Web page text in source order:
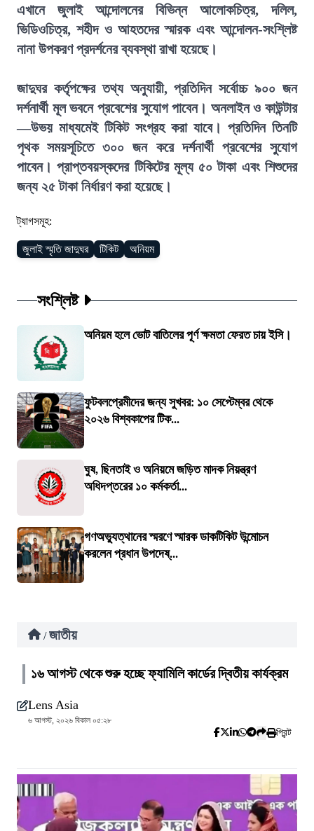
এখানে জুলাই আন্দোলনের বিভিন্ন আলোকচিত্র, দলিল,
ভিডিওচিত্র, শহীদ ও আহতদের স্মারক এবং আন্দোলন-সংশ্লিষ্ট
নানা উপকরণ প্রদর্শনের ব্যবস্থা রাখা হয়েছে।
জাদুঘর কর্তৃপক্ষের তথ্য অনুযায়ী, প্রতিদিন সর্বোচ্চ ৯০০ জন
দর্শনার্থী মূল ভবনে প্রবেশের সুযোগ পাবেন। অনলাইন ও কাউন্টার
—উভয় মাধ্যমেই টিকিট সংগ্রহ করা যাবে। প্রতিদিন তিনটি
পৃথক সময়সূচিতে ৩০০ জন করে দর্শনার্থী প্রবেশের সুযোগ
পাবেন। প্রাপ্তবয়স্কদের টিকিটের মূল্য ৫০ টাকা এবং শিশুদের
জন্য ২৫ টাকা নির্ধারণ করা হয়েছে।
ট্যাগসমূহ:
জুলাই স্মৃতি জাদুঘর টিকিট অনিয়ম
সংশ্লিষ্ট
অনিয়ম হলে ভোট বাতিলের পূর্ণ ক্ষমতা ফেরত চায় ইসি।
ফুটবলপ্রেমীদের জন্য সুখবর: ১০ সেপ্টেম্বর থেকে
২০২৬ বিশ্বকাপের টিক...
ঘুষ, ছিনতাই ও অনিয়মে জড়িত মাদক নিয়ন্ত্রণ
অধিদপ্তরের ১০ কর্মকর্তা...
গণঅভ্যুত্থানের স্মরণে স্মারক ডাকটিকিট উন্মোচন
করলেন প্রধান উপদেষ্...
/ জাতীয়
১৬ আগস্ট থেকে শুরু হচ্ছে ফ্যামিলি কার্ডের দ্বিতীয় কার্যক্রম
Lens Asia
৬ আগস্ট, ২০২৬ বিকাল ০৫:২৮
প্রিন্ট